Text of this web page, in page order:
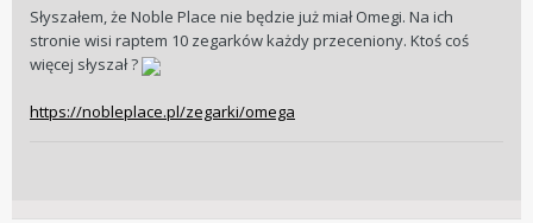
Słyszałem, że Noble Place nie będzie już miał Omegi. Na ich
stronie wisi raptem 10 zegarków każdy przeceniony. Ktoś coś
więcej słyszał ?
https://nobleplace.pl/zegarki/omega